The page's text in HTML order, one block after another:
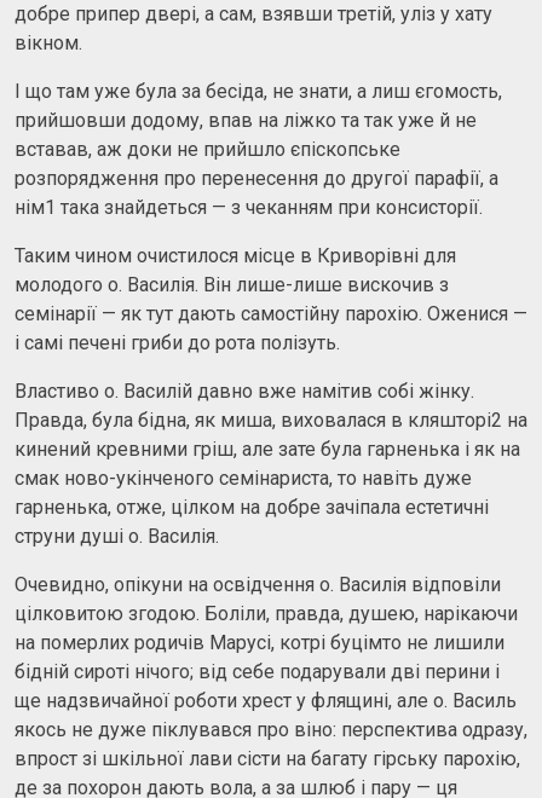
добре припер двері, а сам, взявши третій, уліз у хату
вікном.
І що там уже була за бесіда, не знати, а лиш єгомость,
прийшовши додому, впав на ліжко та так уже й не
вставав, аж доки не прийшло єпіскопське
розпорядження про перенесення до другої парафії, а
нім1 така знайдеться — з чеканням при консисторії.
Таким чином очистилося місце в Криворівні для
молодого о. Василія. Він лише-лише вискочив з
семінарії — як тут дають самостійну парохію. Оженися —
і самі печені гриби до рота полізуть.
Властиво о. Василій давно вже намітив собі жінку.
Правда, була бідна, як миша, виховалася в кляшторі2 на
кинений кревними гріш, але зате була гарненька і як на
смак ново-укінченого семінариста, то навіть дуже
гарненька, отже, цілком на добре зачіпала естетичні
струни душі о. Василія.
Очевидно, опікуни на освідчення о. Василія відповіли
цілковитою згодою. Боліли, правда, душею, нарікаючи
на померлих родичів Марусі, котрі буцімто не лишили
бідній сироті нічого; від себе подарували дві перини і
ще надзвичайної роботи хрест у флящині, але о. Василь
якось не дуже піклувався про віно: перспектива одразу,
впрост зі шкільної лави сісти на багату гірську парохію,
де за похорон дають вола, а за шлюб і пару — ця